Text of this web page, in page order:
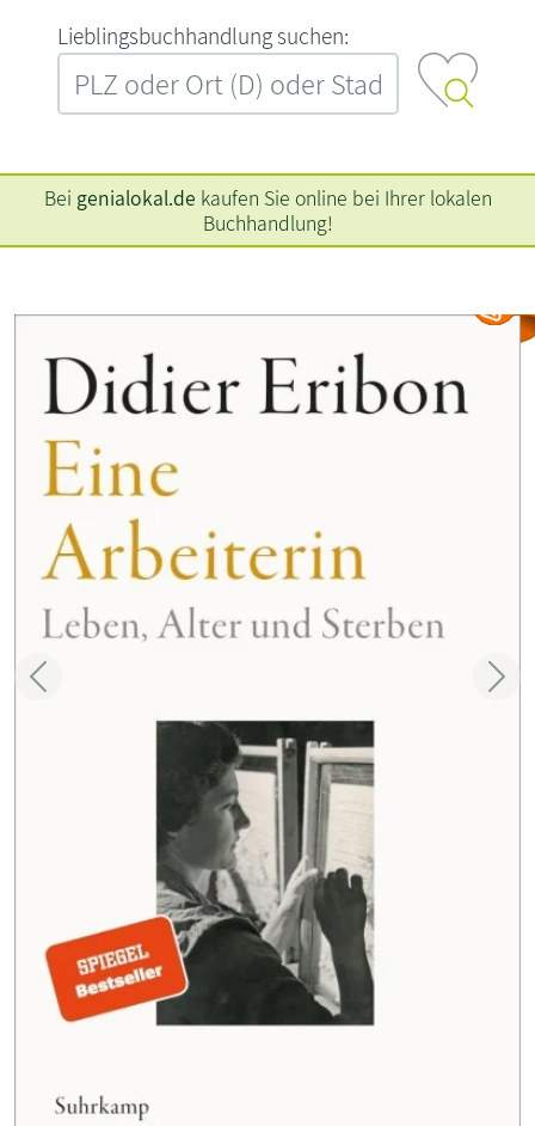
L‍i‍e‍b‍l‍i‍n‍g‍s‍b‍u‍c‍h‍h‍a‍n‍d‍l‍u‍n‍g‍ ‍s‍u‍c‍h‍e‍n‍:‍
Bei genialokal.de kaufen Sie online bei Ihrer lokalen
Buchhandlung!
Zurück